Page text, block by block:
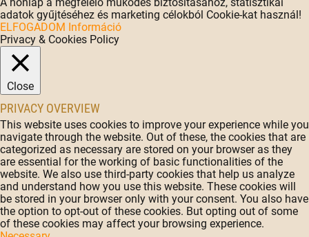
adatok gyűjtéséhez és marketing célokból Cookie-kat használ!
ELFOGADOM Információ
Privacy & Cookies Policy
Close
PRIVACY OVERVIEW
This website uses cookies to improve your experience while you
navigate through the website. Out of these, the cookies that are
categorized as necessary are stored on your browser as they
are essential for the working of basic functionalities of the
website. We also use third-party cookies that help us analyze
and understand how you use this website. These cookies will
be stored in your browser only with your consent. You also have
the option to opt-out of these cookies. But opting out of some
of these cookies may affect your browsing experience.